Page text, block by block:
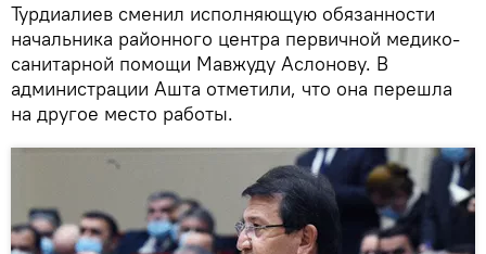
Турдиалиев сменил исполняющую обязанности
начальника районного центра первичной медико-
санитарной помощи Мавжуду Аслонову. В
администрации Ашта отметили, что она перешла
на другое место работы.